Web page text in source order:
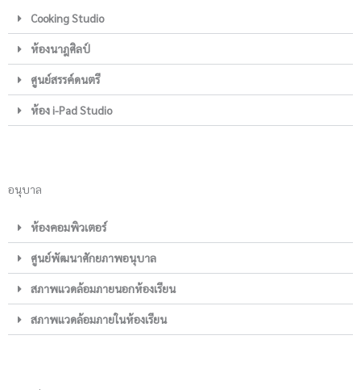
Cooking Studio
ห้องนาฎศิลป์
ศูนย์สรรค์ดนตรี
ห้อง i-Pad Studio
อนุบาล
ห้องคอมพิวเตอร์
ศูนย์พัฒนาศักยภาพอนุบาล
สภาพแวดล้อมภายนอกห้องเรียน
สภาพแวดล้อมภายในห้องเรียน